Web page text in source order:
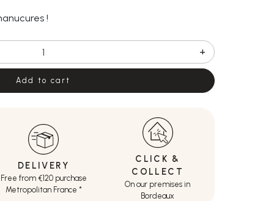
!
+
Add to cart
DELIVERY
Free from €120 purchase
Metropolitan France *
CLICK &
COLLECT
On our premises in
Bordeaux